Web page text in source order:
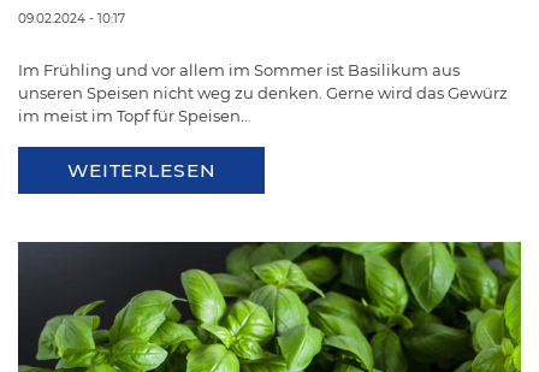
09.02.2024 - 10:17
Im Frühling und vor allem im Sommer ist Basilikum aus
unseren Speisen nicht weg zu denken. Gerne wird das Gewürz
im meist im Topf für Speisen…
WEITERLESEN